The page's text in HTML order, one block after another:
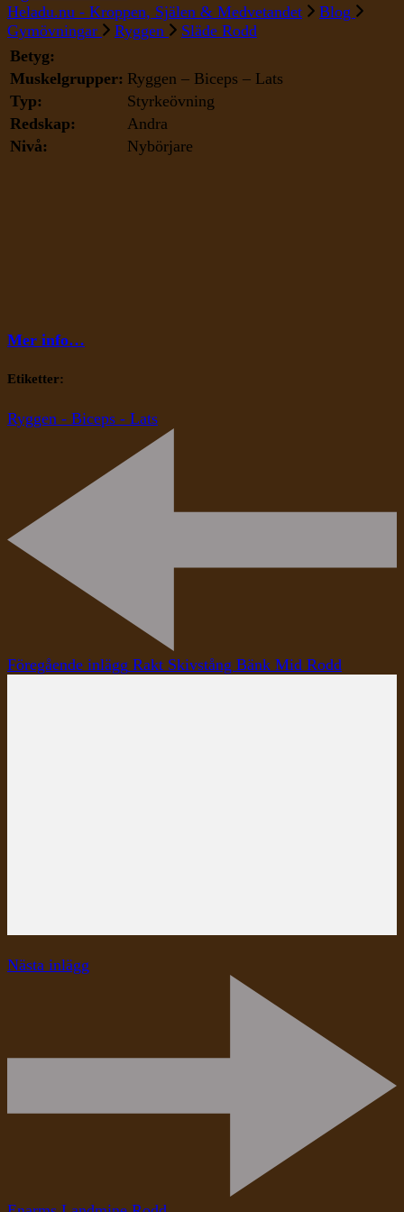
Släde
Rodd
Heladu.nu - Kroppen, Själen & Medvetandet
Blog
Gymövningar
Ryggen
Släde Rodd
Betyg:
Muskelgrupper: Ryggen – Biceps – Lats
Typ:
Styrkeövning
Redskap:
Andra
Nivå:
Nybörjare
Mer info…
Etiketter:
Ryggen - Biceps - Lats
Inläggsnavigering
Föregående inlägg Rakt Skivstång Bänk Mid Rodd
Nästa inlägg